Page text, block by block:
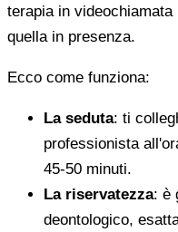
terapia in
quella in presenza.
Ecco come funziona:
La seduta: ti
professionista
45-50 minuti.
La riservatezza: è
deontologico,